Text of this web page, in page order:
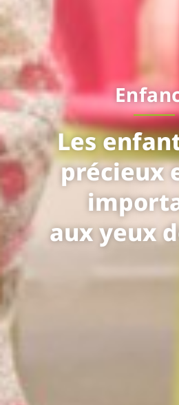
Les
précieux
aux yeux